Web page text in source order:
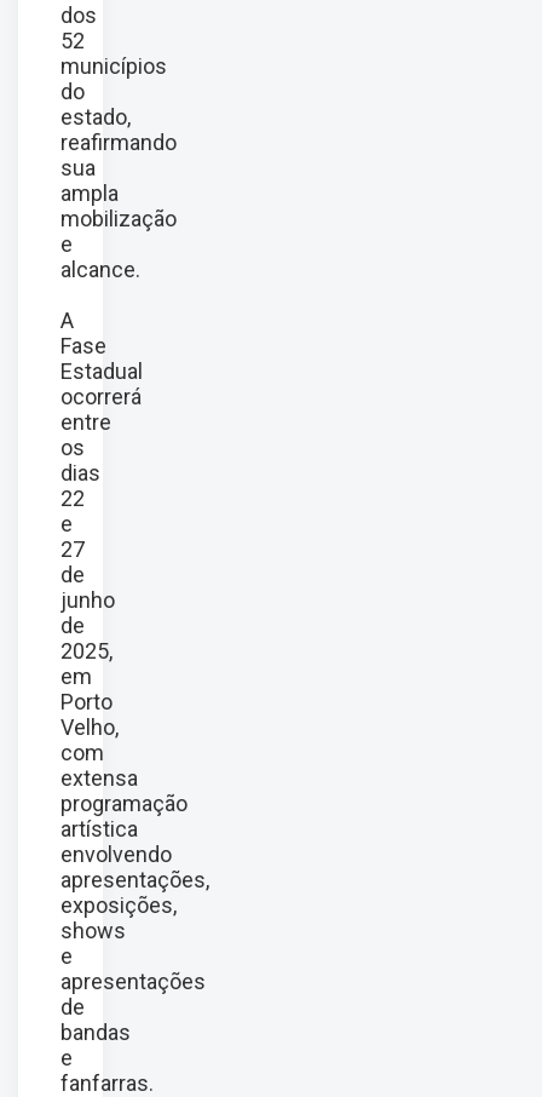
dos
52
municípios
do
estado,
reafirmando
sua
ampla
mobilização
e
alcance.
A
Fase
Estadual
ocorrerá
entre
os
dias
22
e
27
de
junho
de
2025,
em
Porto
Velho,
com
extensa
programação
artística
envolvendo
apresentações,
exposições,
shows
e
apresentações
de
bandas
e
fanfarras.